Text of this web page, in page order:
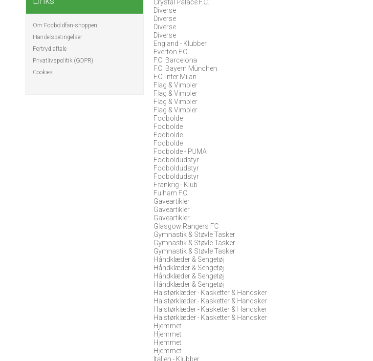
Om Fodboldfan-shoppen
Handelsbetingelser
Fortryd aftale
Privatlivspolitik (GDPR)
Cookies
Crystal Palace F.C.
Diverse
Diverse
Diverse
Diverse
England - Klubber
Everton F.C.
F.C. Barcelona
F.C. Bayern München
F.C. Inter Milan
Flag & Vimpler
Flag & Vimpler
Flag & Vimpler
Flag & Vimpler
Fodbolde
Fodbolde
Fodbolde
Fodbolde
Fodbolde - PUMA
Fodboldudstyr
Fodboldudstyr
Fodboldudstyr
Frankrig - Klub
Fulham F.C.
Gaveartikler
Gaveartikler
Gaveartikler
Glasgow Rangers FC
Gymnastik & Støvle Tasker
Gymnastik & Støvle Tasker
Gymnastik & Støvle Tasker
Håndklæder & Sengetøj
Håndklæder & Sengetøj
Håndklæder & Sengetøj
Håndklæder & Sengetøj
Halstørklæder - Kasketter & Handsker
Halstørklæder - Kasketter & Handsker
Halstørklæder - Kasketter & Handsker
Halstørklæder - Kasketter & Handsker
Hjemmet
Hjemmet
Hjemmet
Hjemmet
Italien - Klubber